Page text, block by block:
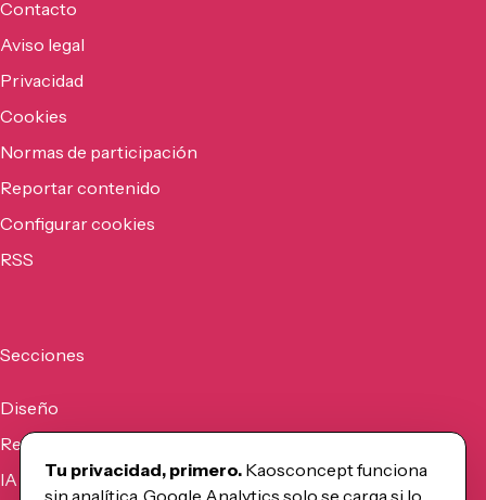
Contacto
Aviso legal
Privacidad
Cookies
Normas de participación
Reportar contenido
Configurar cookies
RSS
Secciones
Diseño
Recursos
IA
Tu privacidad, primero. Kaosconcept funciona
sin analítica. Google Analytics solo se carga si lo